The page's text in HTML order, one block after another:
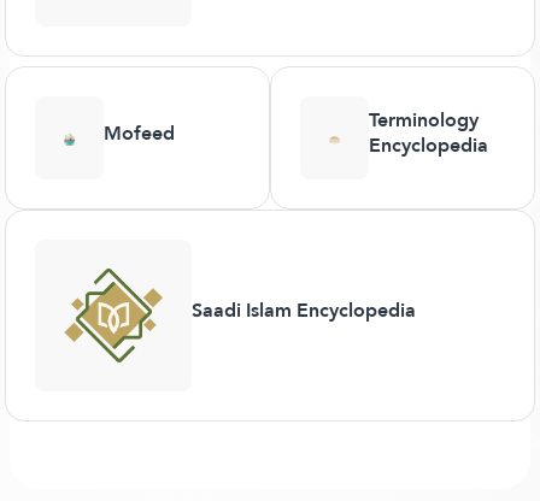
Mofeed Terminology
Encyclopedia
Saadi Islam Encyclopedia